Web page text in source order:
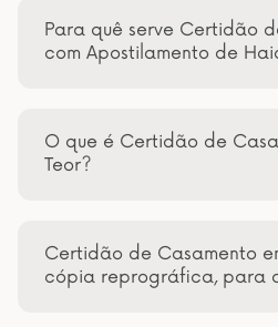
Para quê serve Certidão
com Apostilamento de
O que é Certidão de
Teor?
Certidão de Casamento
cópia reprográfica, para